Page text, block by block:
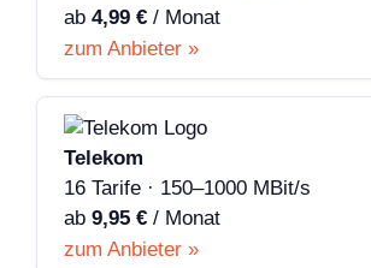
ab 4,99 € / Monat
zum Anbieter »
Telekom
16 Tarife · 150–1000 MBit/s
ab 9,95 € / Monat
zum Anbieter »